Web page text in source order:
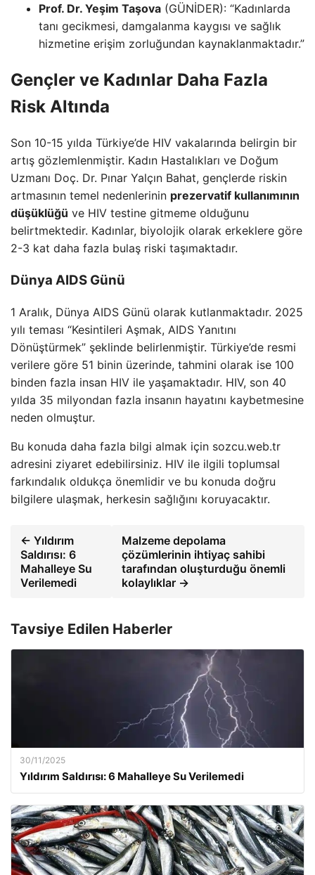
Prof. Dr. Yeşim Taşova (GÜNİDER): “Kadınlarda
tanı gecikmesi, damgalanma kaygısı ve sağlık
hizmetine erişim zorluğundan kaynaklanmaktadır.”
Gençler ve Kadınlar Daha Fazla
Risk Altında
Son 10-15 yılda Türkiye’de HIV vakalarında belirgin bir
artış gözlemlenmiştir. Kadın Hastalıkları ve Doğum
Uzmanı Doç. Dr. Pınar Yalçın Bahat, gençlerde riskin
artmasının temel nedenlerinin prezervatif kullanımının
düşüklüğü ve HIV testine gitmeme olduğunu
belirtmektedir. Kadınlar, biyolojik olarak erkeklere göre
2-3 kat daha fazla bulaş riski taşımaktadır.
Dünya AIDS Günü
1 Aralık, Dünya AIDS Günü olarak kutlanmaktadır. 2025
yılı teması “Kesintileri Aşmak, AIDS Yanıtını
Dönüştürmek” şeklinde belirlenmiştir. Türkiye’de resmi
verilere göre 51 binin üzerinde, tahmini olarak ise 100
binden fazla insan HIV ile yaşamaktadır. HIV, son 40
yılda 35 milyondan fazla insanın hayatını kaybetmesine
neden olmuştur.
Bu konuda daha fazla bilgi almak için sozcu.web.tr
adresini ziyaret edebilirsiniz. HIV ile ilgili toplumsal
farkındalık oldukça önemlidir ve bu konuda doğru
bilgilere ulaşmak, herkesin sağlığını koruyacaktır.
← Yıldırım
Saldırısı: 6
Mahalleye Su
Verilemedi
Malzeme depolama
çözümlerinin ihtiyaç sahibi
tarafından oluşturduğu önemli
kolaylıklar →
Tavsiye Edilen Haberler
30/11/2025
Yıldırım Saldırısı: 6 Mahalleye Su Verilemedi